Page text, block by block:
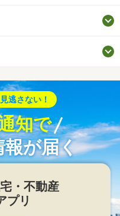
逃さない！
知で
報が届く
・不動産
プリ